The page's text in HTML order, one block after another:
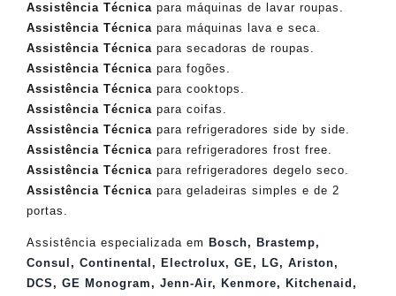
Assistência Técnica para máquinas de lavar roupas.
Assistência Técnica para máquinas lava e seca.
Assistência Técnica para secadoras de roupas.
Assistência Técnica para fogões.
Assistência Técnica para cooktops.
Assistência Técnica para coifas.
Assistência Técnica para refrigeradores side by side.
Assistência Técnica para refrigeradores frost free.
Assistência Técnica para refrigeradores degelo seco.
Assistência Técnica para geladeiras simples e de 2
portas.
Assistência especializada em Bosch, Brastemp,
Consul , Continental , Electrolux, GE, LG, Ariston,
DCS , GE Monogram , Jenn-Air, Kenmore, Kitchenaid ,